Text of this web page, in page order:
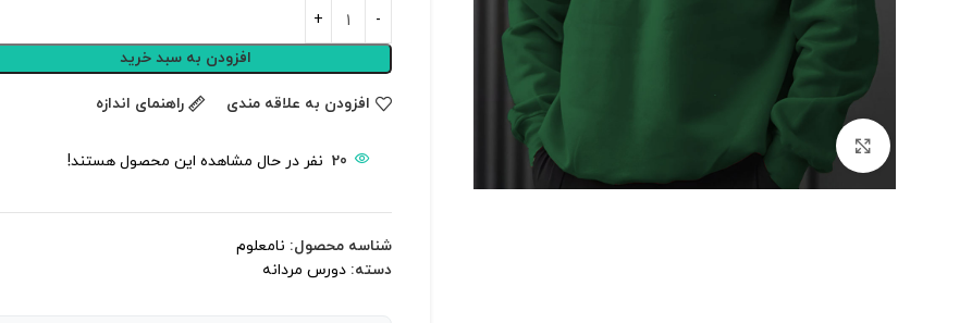
بزرگنمایی تصویر
افزودن به سبد خرید
افزودن به علاقه مندی راهنمای اندازه
20 نفر در حال مشاهده این محصول هستند!
شناسه محصول: نامعلوم
دسته: دورس مردانه